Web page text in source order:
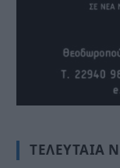
ΤΕΛΕΥΤΑΊΑ